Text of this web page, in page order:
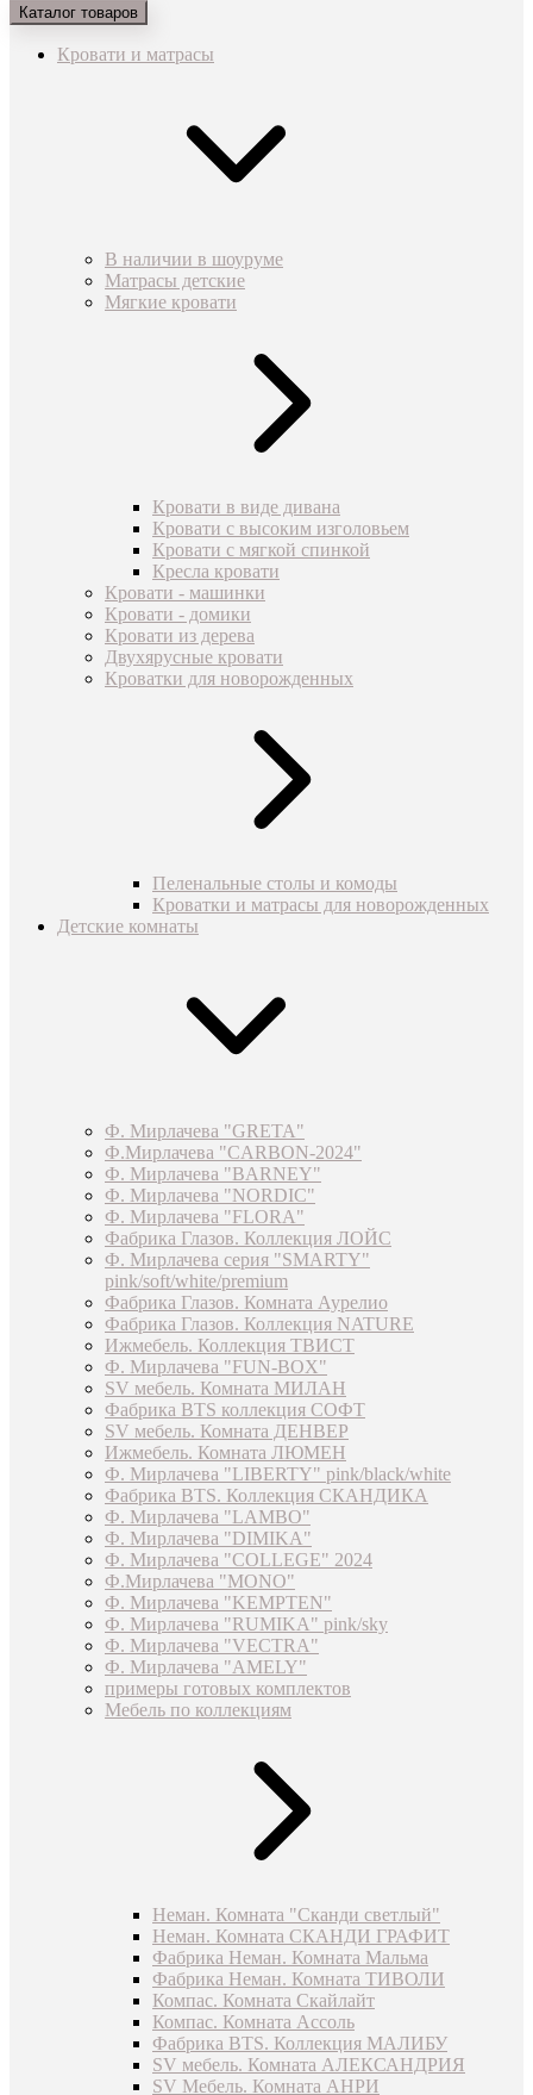
Каталог товаров
Кровати и матрасы
В наличии в шоуруме
Матрасы детские
Мягкие кровати
Кровати в виде дивана
Кровати с высоким изголовьем
Кровати с мягкой спинкой
Кресла кровати
Кровати - машинки
Кровати - домики
Кровати из дерева
Двухярусные кровати
Кроватки для новорожденных
Пеленальные столы и комоды
Кроватки и матрасы для новорожденных
Детские комнаты
Ф. Мирлачева "GRETA"
Ф.Мирлачева "CARBON-2024"
Ф. Мирлачева "BARNEY"
Ф. Мирлачева "NORDIC"
Ф. Мирлачева "FLORA"
Фабрика Глазов. Коллекция ЛОЙС
Ф. Мирлачева серия "SMARTY"
pink/soft/white/premium
Фабрика Глазов. Комната Аурелио
Фабрика Глазов. Коллекция NATURE
Ижмебель. Коллекция ТВИСТ
Ф. Мирлачева "FUN-BOX"
SV мебель. Комната МИЛАН
Фабрика BTS коллекция СОФТ
SV мебель. Комната ДЕНВЕР
Ижмебель. Комната ЛЮМЕН
Ф. Мирлачева "LIBERTY" pink/black/white
Фабрика BTS. Коллекция СКАНДИКА
Ф. Мирлачева "LAMBO"
Ф. Мирлачева "DIMIKA"
Ф. Мирлачева "COLLEGE" 2024
Ф.Мирлачева "MONO"
Ф. Мирлачева "KEMPTEN"
Ф. Мирлачева "RUMIKA" pink/sky
Ф. Мирлачева "VECTRA"
Ф. Мирлачева "AMELY"
примеры готовых комплектов
Мебель по коллекциям
Неман. Комната "Сканди светлый"
Неман. Комната СКАНДИ ГРАФИТ
Фабрика Неман. Комната Мальма
Фабрика Неман. Комната ТИВОЛИ
Компас. Комната Скайлайт
Компас. Комната Ассоль
Фабрика BTS. Коллекция МАЛИБУ
SV мебель. Комната АЛЕКСАНДРИЯ
SV Мебель. Комната АНРИ